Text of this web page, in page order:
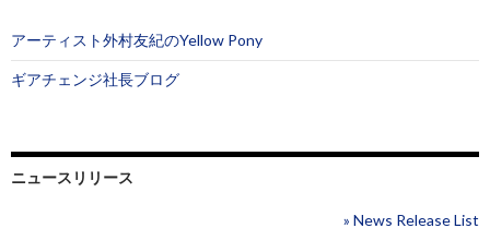
ン
アーティスト外村友紀のYellow Pony
ギアチェンジ社長ブログ
ニュースリリース
» News Release List